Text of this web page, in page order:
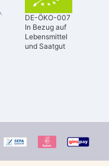
DE-ÖKO-007
In Bezug auf
Lebensmittel
und Saatgut